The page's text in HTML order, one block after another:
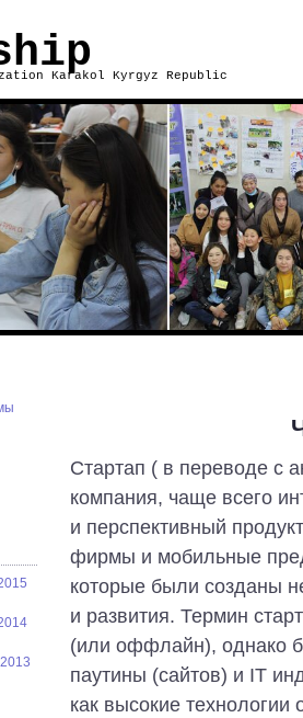
Karakol Kyrgyz Republic
Стартап ( в переводе с
компания, чаще всего
и перспективный
фирмы и мобильные
которые были созданы
и развития. Термин
(или оффлайн), однако
паутины (сайтов) и IT
как высокие